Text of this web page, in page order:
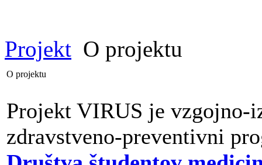
Projekt O projektu
O projektu
Projekt VIRUS je vzgojno-
zdravstveno-preventivni